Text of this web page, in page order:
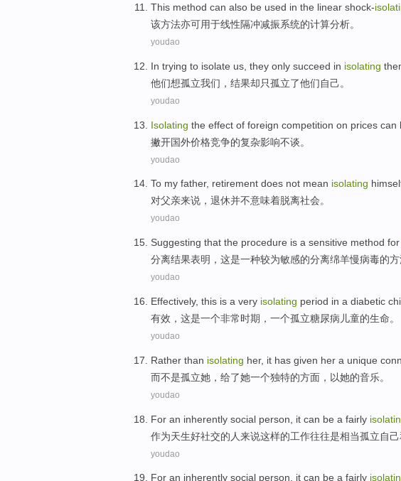
This method can also be used in the linear shock-
该方法亦可用于线性隔冲减振系统的计算分析。
youdao
In trying to isolate us they only succeed in isolating
他们想孤立我们 ，结果却只孤立了他们自己。
youdao
Isolating the effect of foreign competition on prices can
撇开国外价格竞争的复杂影响不谈。
youdao
To my father, retirement does not mean isolating
对父亲来说， 退休并不意味着脱离社会。
youdao
Suggesting that the procedure is a sensitive method for
分离结果表明 ， 这是一种较为敏感的分离绵羊慢病毒的
youdao
Effectively, this is a very isolating period in a diabetic
有效 ， 这是一个非常时期 ，一个孤立糖尿病 儿童的生命。
youdao
Rather than isolating her, it has given her a unique
而不是孤立她 ，给了她一个独特的方面 ， 以她的音乐。
youdao
For an inherently social person it can be a fairly
作为天生好社交的 人来说这样的工作往往是相当孤立自己
youdao
For an inherently social person, it can be a fairly